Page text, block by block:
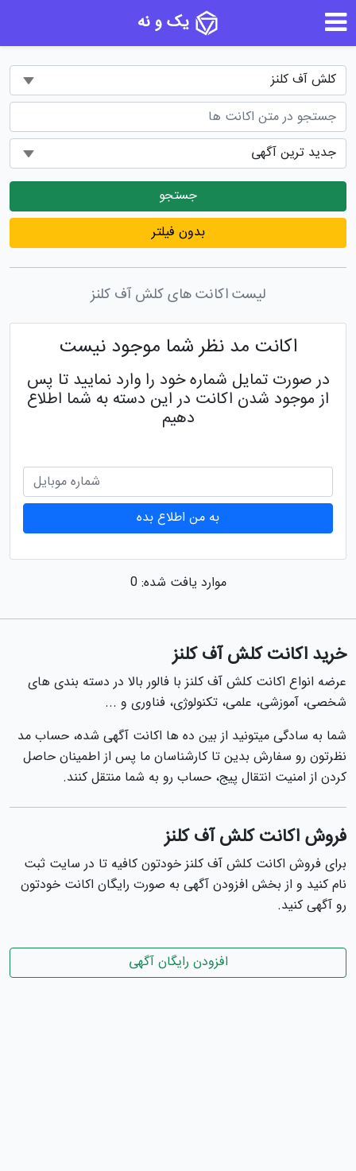
یک و نه
جستجو
بدون فیلتر
لیست اکانت های کلش آف کلنز
اکانت مد نظر شما موجود نیست
در صورت تمایل شماره خود را وارد نمایید تا پس
از موجود شدن اکانت در این دسته به شما اطلاع
دهیم
به من اطلاع بده
موارد یافت شده: 0
خرید اکانت کلش آف کلنز
عرضه انواع اکانت کلش آف کلنز با فالور بالا در دسته بندی های
شخصی، آموزشی، علمی، تکنولوژی، فناوری و ...
شما به سادگی میتونید از بین ده ها اکانت آگهی شده، حساب مد
نظرتون رو سفارش بدین تا کارشناسان ما پس از اطمینان حاصل
کردن از امنیت انتقال پیج، حساب رو به شما منتقل کنند.
فروش اکانت کلش آف کلنز
برای فروش اکانت کلش آف کلنز خودتون کافیه تا در سایت ثبت
نام کنید و از بخش افزودن آگهی به صورت رایگان اکانت خودتون
رو آگهی کنید.
افزودن رایگان آگهی